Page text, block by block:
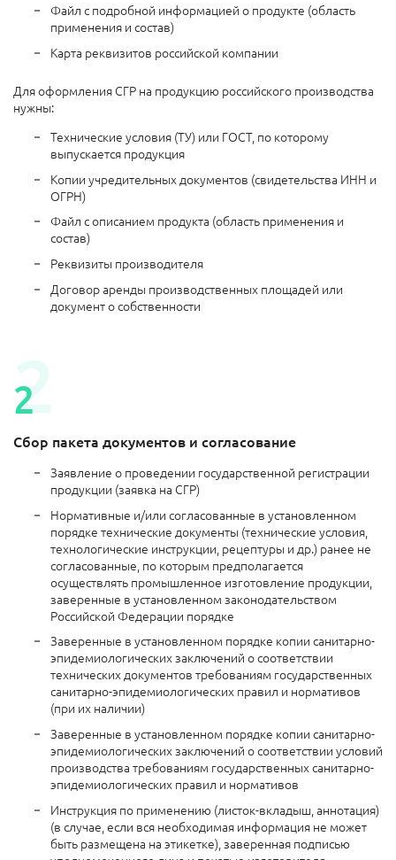
Файл с подробной информацией о продукте (область
применения и состав)
Карта реквизитов российской компании
Для оформления СГР на продукцию российского производства
нужны:
Технические условия (ТУ) или ГОСТ, по которому
выпускается продукция
Копии учредительных документов (свидетельства ИНН и
ОГРН)
Файл с описанием продукта (область применения и
состав)
Реквизиты производителя
Договор аренды производственных площадей или
документ о собственности
Сбор пакета документов и согласование
Заявление о проведении государственной регистрации
продукции (заявка на СГР)
Нормативные и/или согласованные в установленном
порядке технические документы (технические условия,
технологические инструкции, рецептуры и др.) ранее не
согласованные, по которым предполагается
осуществлять промышленное изготовление продукции,
заверенные в установленном законодательством
Российской Федерации порядке
Заверенные в установленном порядке копии санитарно-
эпидемиологических заключений о соответствии
технических документов требованиям государственных
санитарно-эпидемиологических правил и нормативов
(при их наличии)
Заверенные в установленном порядке копии санитарно-
эпидемиологических заключений о соответствии условий
производства требованиям государственных санитарно-
эпидемиологических правил и нормативов
Инструкция по применению (листок-вкладыш, аннотация)
(в случае, если вся необходимая информация не может
быть размещена на этикетке), заверенная подписью